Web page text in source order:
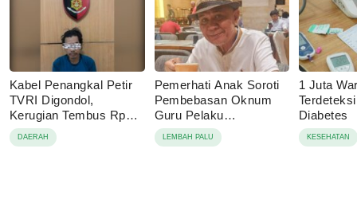
Kabel Penangkal Petir
TVRI Digondol,
Kerugian Tembus Rp80
Juta
DAERAH
Pemerhati Anak Soroti
Pembebasan Oknum
Guru Pelaku
Pencabulan, Desak
Proses Hukum
LEMBAH PALU
1 Juta
Diabetes
KESEHATAN